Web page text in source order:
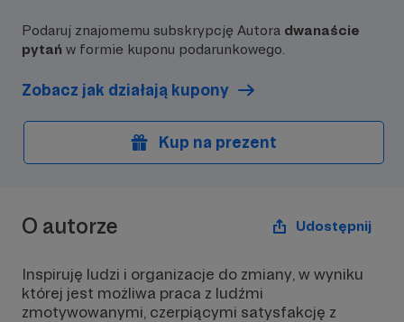
Podaruj znajomemu subskrypcję Autora dwanaście
pytań w formie kuponu podarunkowego.
Zobacz jak działają kupony
Kup na prezent
O autorze Udostępnij
Inspiruję ludzi i organizacje do zmiany, w wyniku
której jest możliwa praca z ludźmi
zmotywowanymi, czerpiącymi satysfakcję z